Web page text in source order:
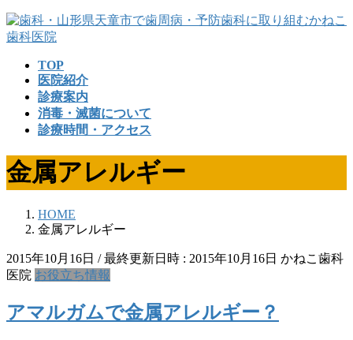
コ
ン
プ
ナ
ビ
動
TOP
医院紹介
診療案内
消毒・滅菌について
診療時間・アクセス
金属アレルギー
HOME
金属アレルギー
2015年10月16日 / 最終更新日時 : 2015年10月16日 かねこ歯科
医院 お役立ち情報
アマルガムで金属アレルギー？